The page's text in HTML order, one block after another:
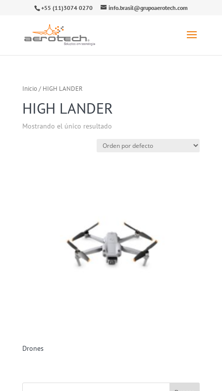
+55 (11)3074 0270 info.brasil@grupoaerotech.com
Inicio/ HIGH LANDER
HIGH LANDER
Mostrando el único resultado
Drones